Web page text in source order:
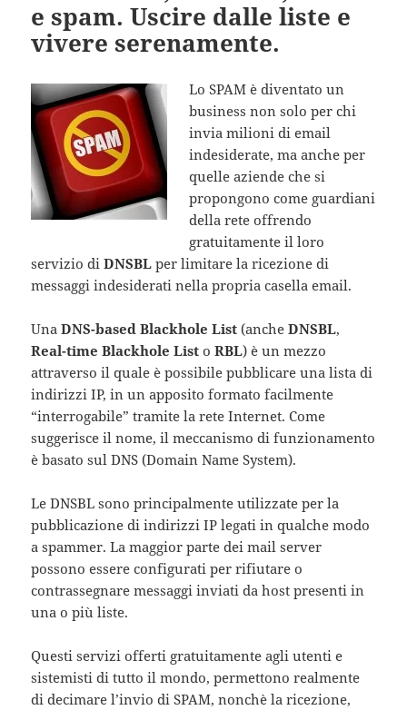
e spam. Uscire dalle liste e
vivere serenamente.
Lo SPAM è diventato un
business non solo per chi
invia milioni di email
indesiderate, ma anche per
quelle aziende che si
propongono come guardiani
della rete offrendo
gratuitamente il loro
servizio diDNSBL per limitare la ricezione di
messaggi indesiderati nella propria casella email.
UnaDNS-based Blackhole List (ancheDNSBL,
Real-time Blackhole List oRBL) è un mezzo
attraverso il quale è possibile pubblicare una lista di
indirizzi IP, in un apposito formato facilmente
“interrogabile” tramite la rete Internet. Come
suggerisce il nome, il meccanismo di funzionamento
è basato sul DNS (Domain Name System).
Le DNSBL sono principalmente utilizzate per la
pubblicazione di indirizzi IP legati in qualche modo
a spammer. La maggior parte dei mail server
possono essere configurati per rifiutare o
contrassegnare messaggi inviati da host presenti in
una o più liste.
Questi servizi offerti gratuitamente agli utenti e
sistemisti di tutto il mondo, permettono realmente
di decimare l’invio di SPAM, nonchè la ricezione,